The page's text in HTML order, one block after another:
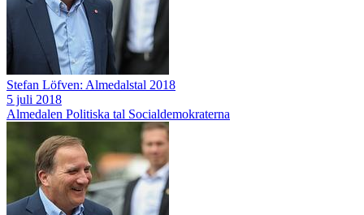
Stefan Löfven: Almedalstal 2018
5 juli 2018
Almedalen Politiska tal Socialdemokraterna